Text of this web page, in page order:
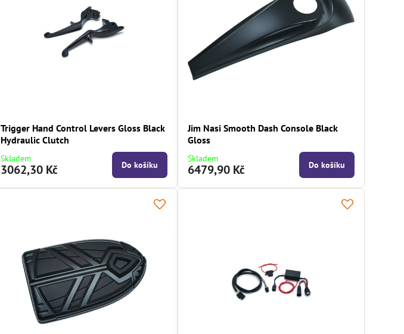
Trigger Hand Control Levers Gloss Black
Hydraulic Clutch
Skladem
3062,30 Kč Do košíku
Jim Nasi Smooth Dash Console Black
Gloss
Skladem
6479,90 Kč Do košíku